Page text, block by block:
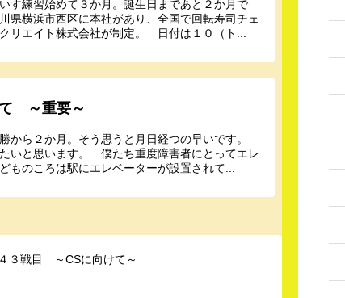
練習始めて３か月。誕生日まであと２か月で
横浜市西区に本社があり、全国で回転寿司チェ
リエイト株式会社が制定。 日付は１０（ト...
～重要～
から２か月。そう思うと月日経つの早いです。
いと思います。 僕たち重度障害者にとってエレ
ものころは駅にエレベーターが設置されて...
３戦目 ～CSに向けて～